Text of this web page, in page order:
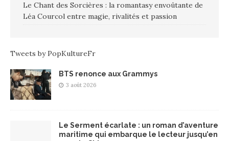
Le Chant des Sorcières : la romantasy envoûtante de
Léa Courcol entre magie, rivalités et passion
Tweets by PopKultureFr
BTS renonce aux Grammys
3 août 2026
Le Serment écarlate : un roman d’aventure
maritime qui embarque le lecteur jusqu’en